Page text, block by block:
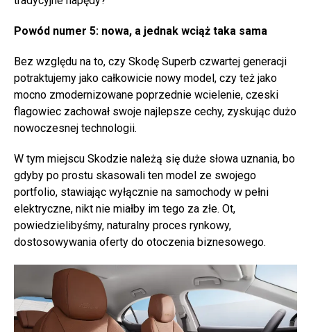
Powód numer 5: nowa, a jednak wciąż taka sama
Bez względu na to, czy Skodę Superb czwartej generacji
potraktujemy jako całkowicie nowy model, czy też jako
mocno zmodernizowane poprzednie wcielenie, czeski
flagowiec zachował swoje najlepsze cechy, zyskując dużo
nowoczesnej technologii.
W tym miejscu Skodzie należą się duże słowa uznania, bo
gdyby po prostu skasowali ten model ze swojego
portfolio, stawiając wyłącznie na samochody w pełni
elektryczne, nikt nie miałby im tego za złe. Ot,
powiedzielibyśmy, naturalny proces rynkowy,
dostosowywania oferty do otoczenia biznesowego.